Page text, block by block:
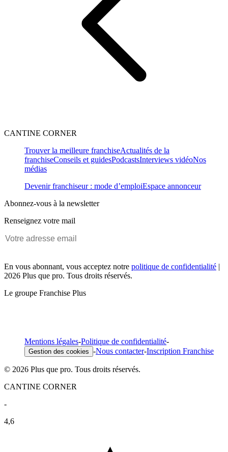
CANTINE CORNER
Trouver la meilleure franchiseActualités de la
franchiseConseils et guidesPodcastsInterviews vidéoNos
médias
Devenir franchiseur : mode d’emploiEspace annonceur
Abonnez-vous à la newsletter
Renseignez votre mail
En vous abonnant, vous acceptez notre politique de confidentialité |
2026 Plus que pro. Tous droits réservés.
Le groupe Franchise Plus
Mentions légales-Politique de confidentialité-
Gestion des cookies -Nous contacter-Inscription Franchise
© 2026 Plus que pro. Tous droits réservés.
CANTINE CORNER
-
4,6